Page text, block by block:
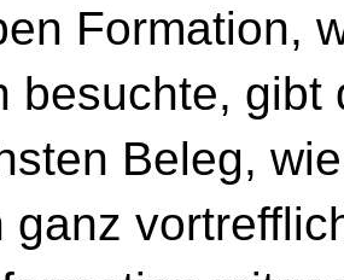
Formation,
besuchte, gibt
Beleg,
ganz